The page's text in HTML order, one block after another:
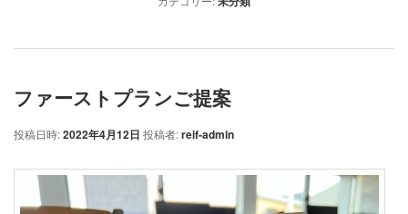
ファーストプランご提案
投稿日時:2022年4月12日 投稿者:reif-admin